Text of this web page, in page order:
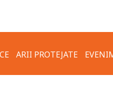
ARII PROTEJATE